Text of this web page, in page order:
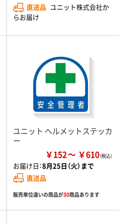
直送品 ユニット株式会社か
らお届け
ユニット ヘルメットステッカ
ー
￥152 ￥610
お届け日：8月25日（火）まで
直送品
販売単位違いの商品が30商品あります